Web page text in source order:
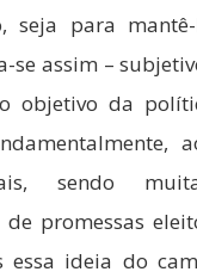
seja para
se assim –
objetivo da
sendo
de promessas
essa ideia do